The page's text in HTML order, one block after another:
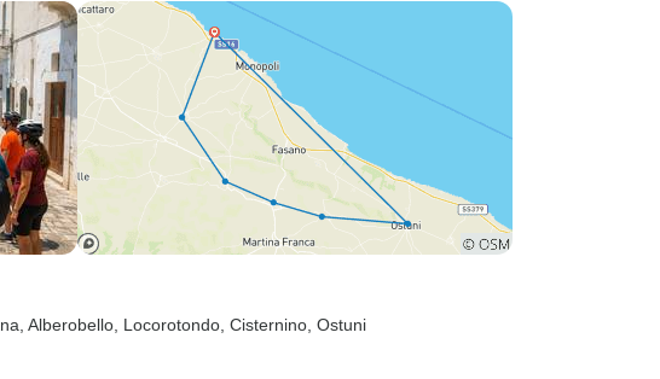
, Alberobello , Locorotondo , Cisternino , Ostuni